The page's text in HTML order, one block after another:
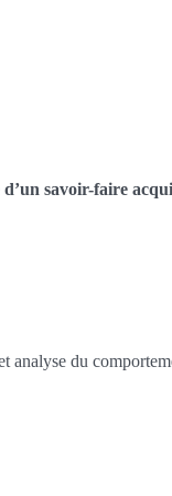
savoir-faire
du